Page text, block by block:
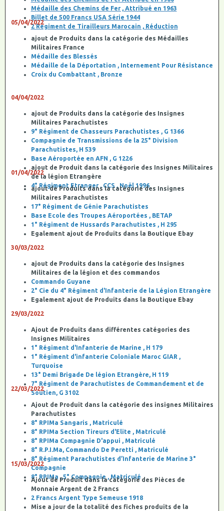
Médaille des Chemins de Fer , Attribué en 1963
Billet de 500 Francs USA Série 1944
2 Régiment de Tirailleurs Marocain , Réduction
05/04/2022
ajout de Produits dans la catégorie des Médailles
Militaires France
Médaille des Blessés
Médaille de la Déportation , Internement Pour Résistance
Croix du Combattant , Bronze
04/04/2022
ajout de Produits dans la catégorie des Insignes
Militaires Parachutistes
9° Régiment de Chasseurs Parachutistes , G 1366
Compagnie de Transmissions de la 25° Division
Parachutistes, H 539
Base Aéroportée en AFN , G 1226
ajout de Produit dans la catégorie des Insignes Militaires
de la légion Etrangère
4° Régiment Etranger , CCS , Noël 1996
01/04/2022
ajout de Produits dans la catégorie des Insignes
Militaires Parachutistes
17° Régiment de Génie Parachutistes
Base Ecole des Troupes Aéroportées , BETAP
1° Régiment de Hussards Parachutistes , H 295
Egalement ajout de Produits dans la Boutique Ebay
30/03/2022
ajout de Produits dans la catégorie des Insignes
Militaires de la légion et des commandos
Commando Guyane
2° Cie du 4° Régiment d'Infanterie de la Légion Etrangère
Egalement ajout de Produits dans la Boutique Ebay
29/03/2022
Ajout de Produits dans différentes catégories des
Insignes Militaires
1° Régiment d'Infanterie de Marine , H 179
1° Régiment d'infanterie Coloniale Maroc GIAR ,
Turquoise
13° Demi Brigade De légion Etrangère, H 119
7° Régiment de Parachutistes de Commandement et de
Soutien, G 3102
22/03/2022
Ajout de Produit dans la catégorie des insignes Militaires
Parachutistes
8° RPIMa Sangaris , Matriculé
8° RPIMa Section Tireurs d'Elite , Matriculé
8° RPIMa Compagnie D'appui , Matriculé
8° R.P.I.Ma, Commando De Peretti , Matriculé
8° Régiment Parachutistes d’Infanterie de Marine 3°
Compagnie
8° RPIMa , 5° Compagnie , Matriculé
15/03/2022
Ajout de Produit dans la catégorie des Pièces de
Monnaie Argent de 2 Francs
2 Francs Argent Type Semeuse 1918
Mise a jour de la totalité des fiches produits de la